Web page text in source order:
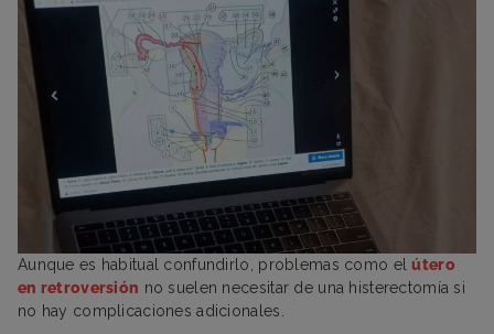
Aunque es habitual confundirlo, problemas como elútero
en retroversión no suelen necesitar de una histerectomía si
no hay complicaciones adicionales.